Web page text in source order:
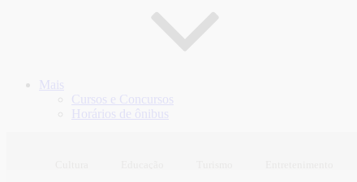
Mais
Cursos e Concursos
Horários de ônibus